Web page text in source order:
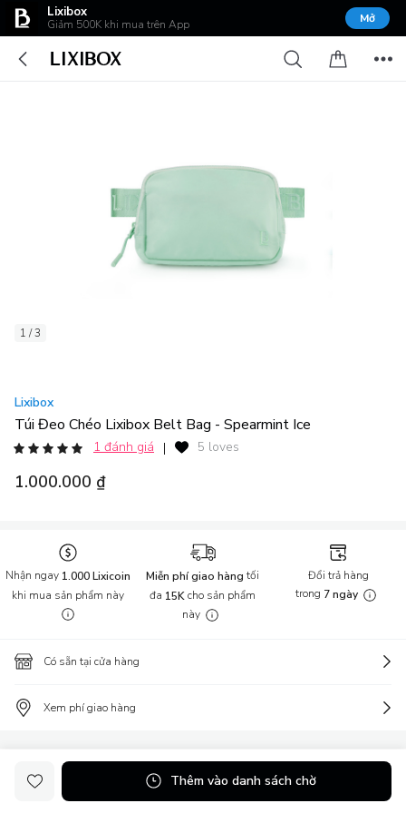
Lixibox
Giảm 500K khi mua trên App Mở
1 / 3
Lixibox
Túi Đeo Chéo Lixibox Belt Bag - Spearmint Ice
1 đánh giá | 5 loves
1.000.000 ₫
Nhận ngay 1.000 Lixicoin
khi mua sản phẩm này
Miễn phí giao hàngtối
đa 15Kcho sản phẩm
này
Đổi trả hàng
trong 7 ngày
Có sẵn tại cửa hàng
Xem phí giao hàng
Thông tin sản phẩm Thêm vào danh sách chờ